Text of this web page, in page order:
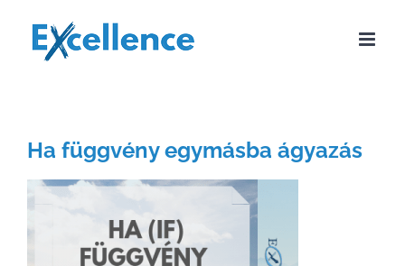
Ha függvény egymásba ágyazás